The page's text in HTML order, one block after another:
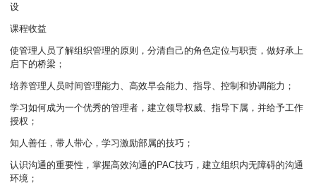
设
课程收益
使管理人员了解组织管理的原则，分清自己的角色定位与职责，做好承上
启下的桥梁；
培养管理人员时间管理能力、高效早会能力、指导、控制和协调能力；
学习如何成为一个优秀的管理者，建立领导权威、指导下属，并给予工作
授权；
知人善任，带人带心，学习激励部属的技巧；
认识沟通的重要性，掌握高效沟通的PAC技巧，建立组织内无障碍的沟通
环境；